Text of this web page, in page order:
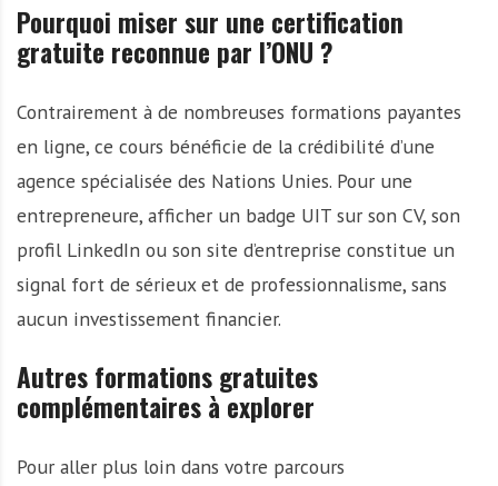
Pourquoi miser sur une certification
gratuite reconnue par l’ONU ?
Contrairement à de nombreuses formations payantes
en ligne, ce cours bénéficie de la crédibilité d’une
agence spécialisée des Nations Unies. Pour une
entrepreneure, afficher un badge UIT sur son CV, son
profil LinkedIn ou son site d’entreprise constitue un
signal fort de sérieux et de professionnalisme, sans
aucun investissement financier.
Autres formations gratuites
complémentaires à explorer
Pour aller plus loin dans votre parcours